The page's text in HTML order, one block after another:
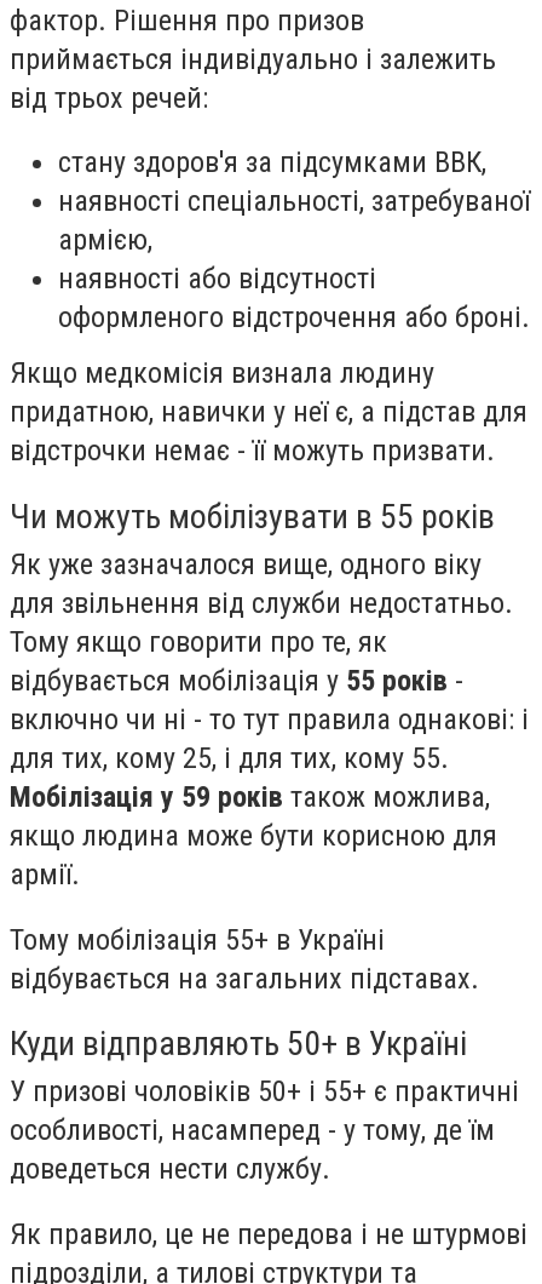
фактор. Рішення про призов
приймається індивідуально і залежить
від трьох речей:
стану здоров'я за підсумками ВВК,
наявності спеціальності, затребуваної
армією,
наявності або відсутності
оформленого відстрочення або броні.
Якщо медкомісія визнала людину
придатною, навички у неї є, а підстав для
відстрочки немає - її можуть призвати.
Чи можуть мобілізувати в 55 років
Як уже зазначалося вище, одного віку
для звільнення від служби недостатньо.
Тому якщо говорити про те, як
відбувається мобілізація у 55 років -
включно чи ні - то тут правила однакові: і
для тих, кому 25, і для тих, кому 55.
Мобілізація у 59 років також можлива,
якщо людина може бути корисною для
армії.
Тому мобілізація 55+ в Україні
відбувається на загальних підставах.
Куди відправляють 50+ в Україні
У призові чоловіків 50+ і 55+ є практичні
особливості, насамперед - у тому, де їм
доведеться нести службу.
Як правило, це не передова і не штурмові
підрозділи, а тилові структури та